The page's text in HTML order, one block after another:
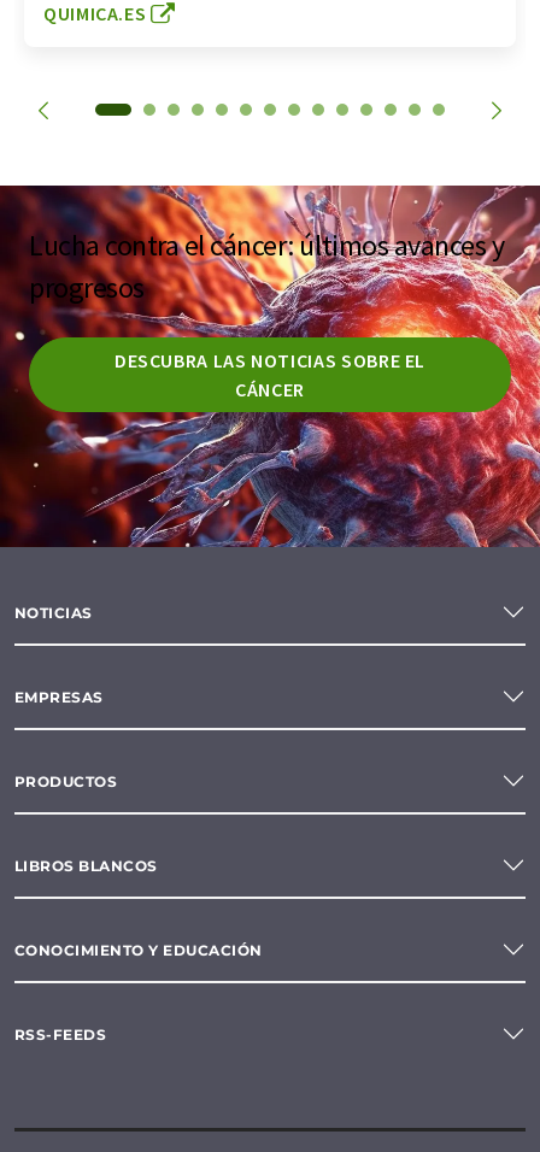
QUIMICA.ES
Lucha contra el cáncer: últimos avances y
progresos
DESCUBRA LAS NOTICIAS SOBRE EL
CÁNCER
NOTICIAS
EMPRESAS
PRODUCTOS
LIBROS BLANCOS
CONOCIMIENTO Y EDUCACIÓN
RSS-FEEDS